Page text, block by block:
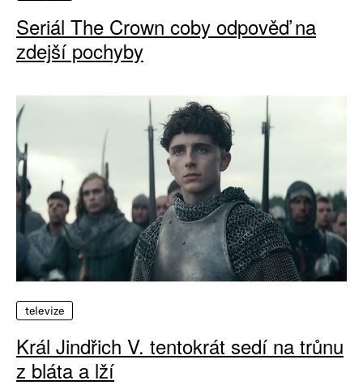
Seriál The Crown coby odpověď na
zdejší pochyby
televize
Král Jindřich V. tentokrát sedí na trůnu
z bláta a lží